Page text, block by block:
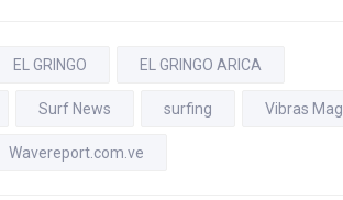
EL GRINGO EL GRINGO ARICA
Surf News surfing Vibras Mag
Wavereport.com.ve